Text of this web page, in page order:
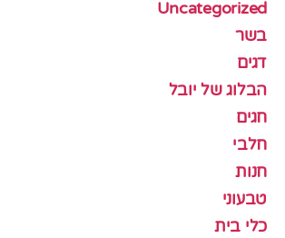
Uncategorized
בשר
דגים
הבלוג של יובל
חגים
חלבי
חנות
טבעוני
כלי בית